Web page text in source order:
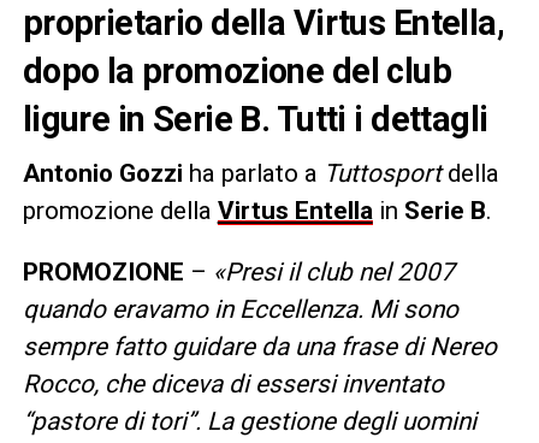
proprietario della Virtus Entella,
dopo la promozione del club
ligure in Serie B. Tutti i dettagli
Antonio Gozzi ha parlato a Tuttosportdella
promozione della Virtus Entellain Serie B.
PROMOZIONE – «Presi il club nel 2007
quando eravamo in Eccellenza. Mi sono
sempre fatto guidare da una frase di Nereo
Rocco, che diceva di essersi inventato
“pastore di tori”. La gestione degli uomini